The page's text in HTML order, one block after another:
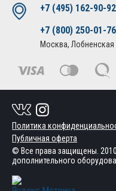
+7 (495) 162-90-92
+7 (800) 250-01-76
Москва, Лобненская
Политика
Публичная оферта
© Все права защищены.
дополнительного